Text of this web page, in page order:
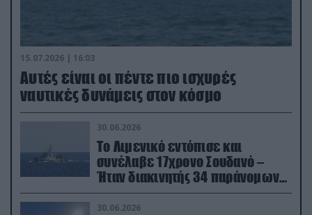
15.07.2026 | 16:03
Aυτές είναι οι πέντε πιο ισχυρές
ναυτικές δυνάμεις στον κόσμο
30.06.2026
Το Λιμενικό εντόπισε και
συνέλαβε 17χρονο Σουδανό –
Ήταν διακινητής 34 παράνομων
μεταναστών
30.06.2026